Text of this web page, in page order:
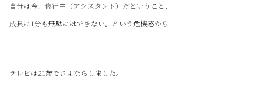
自分は今、修行中（アシスタント）だということ、
成長に1分も無駄にはできない。という危機感から
テレビは21歳でさよならしました。